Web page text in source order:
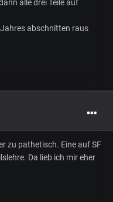
alle drei Teile auf
abschnitten raus
zu pathetisch. Eine auf SF
Da lieb ich mir eher